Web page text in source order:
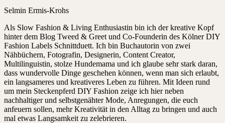
Selmin Ermis-Krohs
Als Slow Fashion & Living Enthusiastin bin ich der kreative Kopf
hinter dem Blog Tweed & Greet und Co-Founderin des Kölner DIY
Fashion Labels Schnittduett. Ich bin Buchautorin von zwei
Nähbüchern, Fotografin, Designerin, Content Creator,
Multilinguistin, stolze Hundemama und ich glaube sehr stark daran,
dass wundervolle Dinge geschehen können, wenn man sich erlaubt,
ein langsameres und kreativeres Leben zu führen. Mit Ideen rund
um mein Steckenpferd DIY Fashion zeige ich hier neben
nachhaltiger und selbstgenähter Mode, Anregungen, die euch
anfeuern sollen, mehr Kreativität in den Alltag zu bringen und auch
mal etwas Langsamkeit zu zelebrieren.